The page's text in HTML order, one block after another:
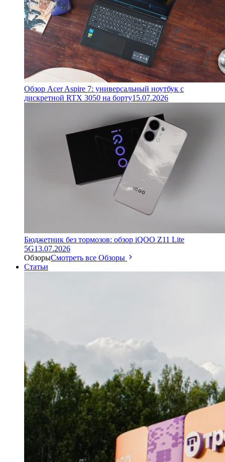
Обзор Acer Aspire 7: универсальный ноутбук с
дискретной RTX 3050 на борту15.07.2026
Бюджетник без тормозов: обзор iQOO Z11 Lite
5G13.07.2026
ОбзорыСмотреть все Обзоры
Статьи